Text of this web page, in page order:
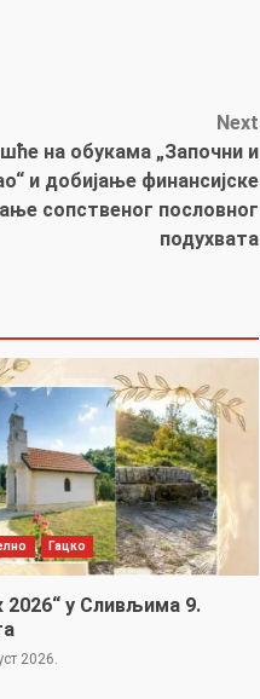
Next
на обукама „Започни и
и добијање финансијске
сопственог пословног
подухвата
Гацко
2026“ у Сливљима 9.
2026.